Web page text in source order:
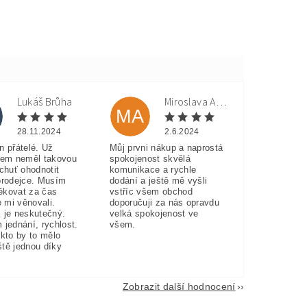
Lukáš Brůha
28.11.2024
přátelé. Už
neměl takovou
ohodnotit
Musím
za čas
věnovali.
je neskutečný.
jednání, rychlost.
by to mělo
jednou díky
MA
Miroslava Andorková
2.6.2024
Můj prvni nákup a naprostá
spokojenost skvělá
komunikace a rychle
dodání a ještě mě vyšli
vstříc všem obchod
doporučuji za nás opravdu
velká spokojenost ve
všem.
Zobrazit další hodnocení